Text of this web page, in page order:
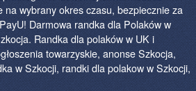
na wybrany okres czasu, bezpiecznie za
Darmowa randka dla Polaków w
Randka dla polaków w UK i
towarzyskie, anonse Szkocja,
w Szkocji, randki dla polakow w Szkocji,